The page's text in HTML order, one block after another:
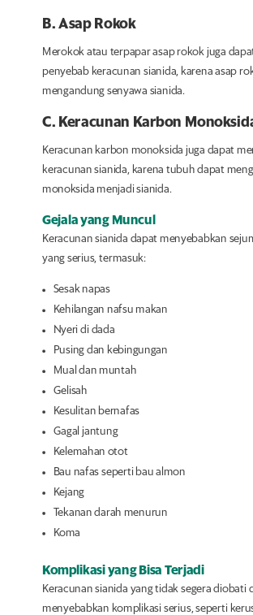
B. Asap Rokok
Merokok atau terpapar asap rokok juga
penyebab keracunan sianida, karena asap
mengandung senyawa sianida.
C. Keracunan Karbon
Keracunan karbon monoksida juga dapat
keracunan sianida, karena tubuh dapat
monoksida menjadi sianida.
Gejala yang Muncul
Keracunan sianida dapat menyebabkan
yang serius, termasuk:
Sesak napas
Kehilangan nafsu makan
Nyeri di dada
Pusing dan kebingungan
Mual dan muntah
Gelisah
Kesulitan bernafas
Gagal jantung
Kelemahan otot
Bau nafas seperti bau almon
Kejang
Tekanan darah menurun
Koma
Komplikasi yang Bisa Terjadi
Keracunan sianida yang tidak segera diobati
menyebabkan komplikasi serius, seperti